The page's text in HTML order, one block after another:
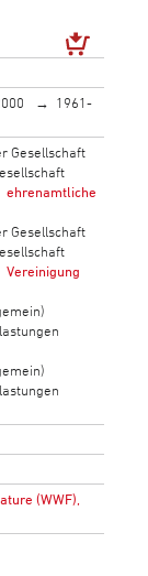
1961-
Gesellschaft
ehrenamtliche
Gesellschaft
Vereinigung
(WWF),